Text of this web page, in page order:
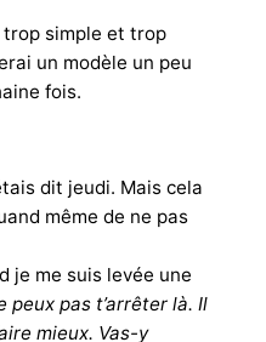
trop simple et trop
un modèle un peu
fois.
dit jeudi. Mais cela
même de ne pas
je me suis levée une
peux pas t’arrêter là. Il
mieux. Vas-y